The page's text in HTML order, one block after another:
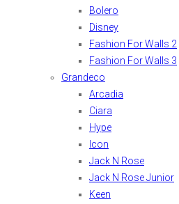
Bolero
Disney
Fashion For Walls 2
Fashion For Walls 3
Grandeco
Arcadia
Ciara
Hype
Icon
Jack N Rose
Jack N Rose Junior
Keen